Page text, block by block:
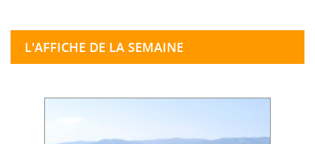
L'AFFICHE DE LA SEMAINE